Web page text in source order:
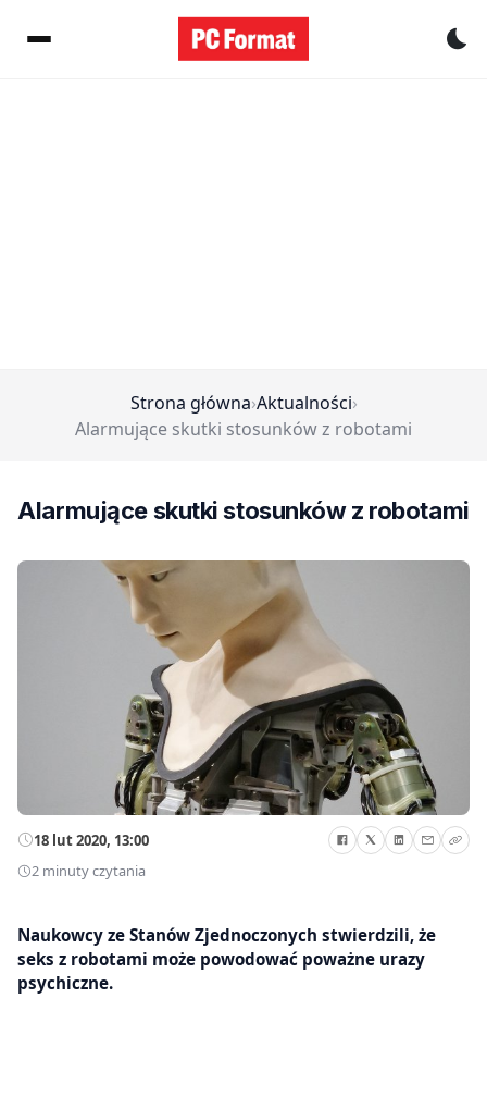
Strona główna›Aktualności›
Alarmujące skutki stosunków z robotami
Alarmujące skutki stosunków z robotami
18 lut 2020, 13:00
2 minuty czytania
Naukowcy ze Stanów Zjednoczonych stwierdzili, że
seks z robotami może powodować poważne urazy
psychiczne.